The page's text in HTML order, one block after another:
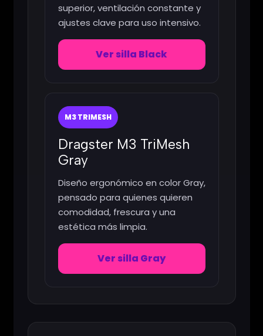
superior, ventilación constante y
ajustes clave para uso intensivo.
Ver silla Black
M3 TRIMESH
Dragster M3 TriMesh
Gray
Diseño ergonómico en color Gray,
pensado para quienes quieren
comodidad, frescura y una
estética más limpia.
Ver silla Gray